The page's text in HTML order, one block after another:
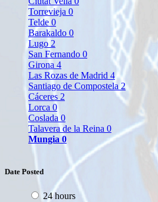
Torrevieja 0
Telde 0
Barakaldo 0
Lugo 2
San Fernando 0
Girona 4
Las Rozas de Madrid 4
Santiago de Compostela2
Cáceres 2
Lorca 0
Coslada 0
Talavera de la Reina 0
Mungia 0
Date Posted
24 hours